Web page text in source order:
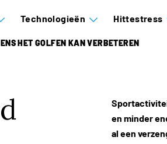
Technologieën Hittestress
HET GOLFEN KAN VERBETEREN
en minder
al een